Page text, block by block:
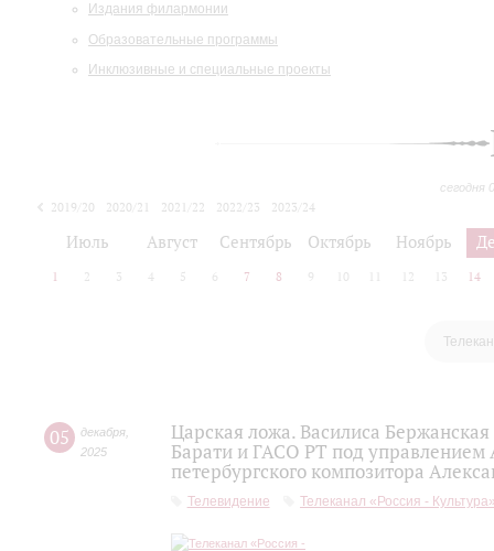
Издания филармонии
Образовательные программы
Инклюзивные и специальные проекты
сегодня
2019/20 2020/21 2021/22 2022/23
2023/24
Июль Август Сентябрь Октябрь Ноябрь
1 2 3 4 5 6 7 8 9 10 12 13 14
05 декабря
2025
Царская ложа. Василиса
Барати и ГАСО РТ под управлением
петербургского композитора
Телевидение Телеканал «Россия -